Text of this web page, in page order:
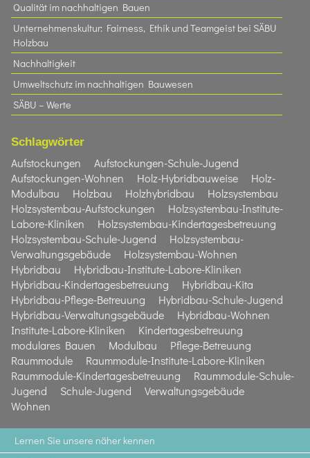
Qualität im nachhaltigen Bauen
Unternehmenskultur: Fairness, Ethik und Teamgeist bei SÄBU
Holzbau​
Nachhaltigkeit
Umweltschutz im nachhaltigen Bauwesen
SÄBU – Werte
Schlagwörter
Aufstockungen
Aufstockungen-Schule-Jugend
Aufstockungen-Wohnen
Holz-Hybridbauweise
Holz-
Modulbau
Holzbau Holzhybridbau
Holzsystembau
Holzsystembau-Aufstockungen
Holzsystembau-Institute-
Labore-Kliniken
Holzsystembau-Kindertagesbetreuung
Holzsystembau-Schule-Jugend
Holzsystembau-
Verwaltungsgebäude
Holzsystembau-Wohnen
Hybridbau
Hybridbau-Institute-Labore-Kliniken
Hybridbau-Kindertagesbetreuung
Hybridbau-Kita
Hybridbau-Pflege-Betreuung
Hybridbau-Schule-Jugend
Hybridbau-Verwaltungsgebäude
Hybridbau-Wohnen
Institute-Labore-Kliniken
Kindertagesbetreuung
modulares Bauen
Modulbau
Pflege-Betreuung
Raummodule
Raummodule-Institute-Labore-Kliniken
Raummodule-Kindertagesbetreuung
Raummodule-Schule-
Jugend
Schule-Jugend
Verwaltungsgebäude
Wohnen
Lernen Sie unsere näher kennen